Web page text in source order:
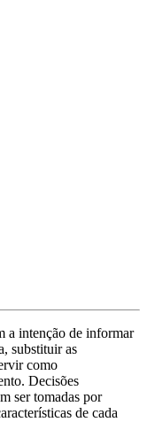
a intenção de informar
substituir as
como
Decisões
ser tomadas por
de cada